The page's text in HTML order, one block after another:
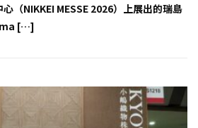
（NIKKEI MESSE 2026）上展出的瑞島
[…]